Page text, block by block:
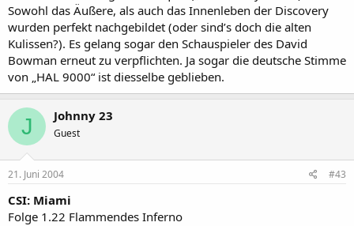
Sowohl das Äußere, als auch das Innenleben der Discovery
wurden perfekt nachgebildet (oder sind’s doch die alten
Kulissen?). Es gelang sogar den Schauspieler des David
Bowman erneut zu verpflichten. Ja sogar die deutsche Stimme
von „HAL 9000“ ist diesselbe geblieben.
J Johnny 23
Guest
21. Juni 2004 #43
CSI: Miami
Folge 1.22 Flammendes Inferno